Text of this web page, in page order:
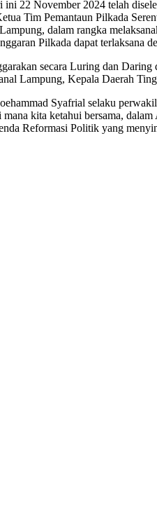
22 November 2024 telah
Tim Pemantaun Pilkada
dalam rangka
Pilkada dapat terlaksana
secara Luring dan
Lampung, Kepala Daerah
Syafrial selaku
kita ketahui bersama,
Reformasi Politik yang